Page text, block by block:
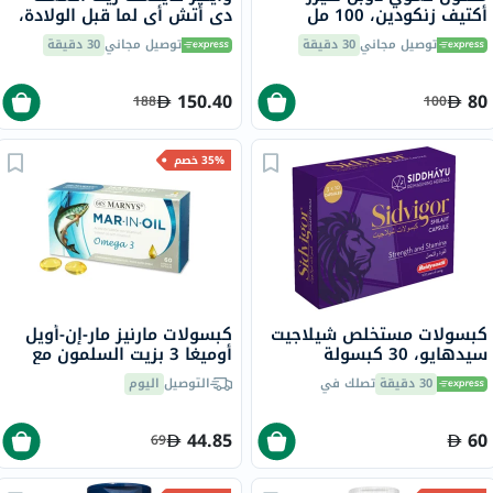
أكتيف زنكودين، 100 مل
توصيل مجاني30 دقيقة
80
100
دي أتش أي لما قبل الولادة،
حزمة 60 توصيل مجاني30 دقيقة
150.40
188
كبسولات مستخلص شيلاجيت
سيدهايو، 30 كبسولة
30 دقيقة تصلك في
60
35% خصم
كبسولات مارنيز مار-إن-أويل
أوميغا 3 بزيت السلمون مع
فيتامين E مكمل غذائي، 60
قطعةالتوصيل اليوم
44.85
69